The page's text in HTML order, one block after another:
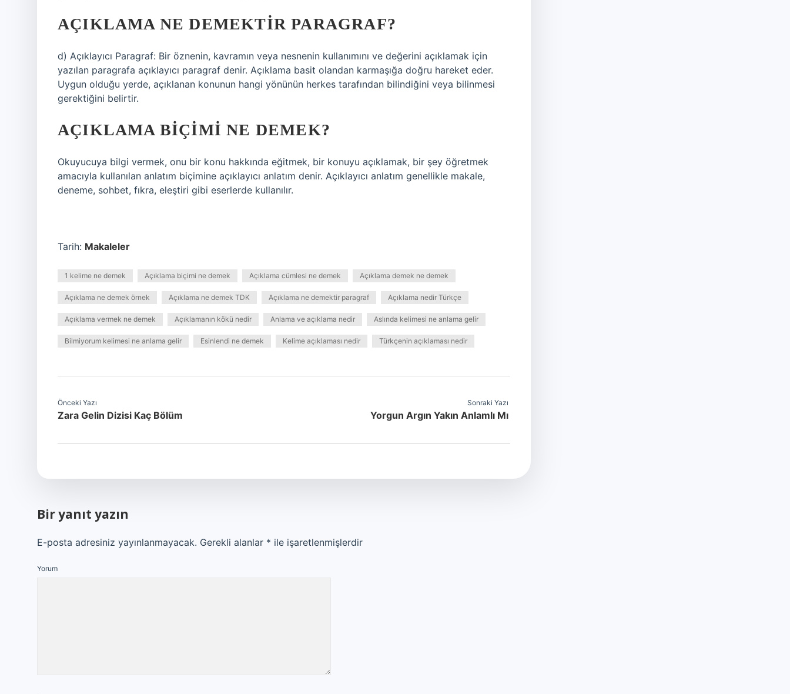
AÇIKLAMA NE DEMEKTIR PARAGRAF?
d) Açıklayıcı Paragraf: Bir öznenin, kavramın veya nesnenin kullanımını ve değerini açıklamak için
yazılan paragrafa açıklayıcı paragraf denir. Açıklama basit olandan karmaşığa doğru hareket eder.
Uygun olduğu yerde, açıklanan konunun hangi yönünün herkes tarafından bilindiğini veya bilinmesi
gerektiğini belirtir.
AÇIKLAMA BIÇIMI NE DEMEK?
Okuyucuya bilgi vermek, onu bir konu hakkında eğitmek, bir konuyu açıklamak, bir şey öğretmek
amacıyla kullanılan anlatım biçimine açıklayıcı anlatım denir. Açıklayıcı anlatım genellikle makale,
deneme, sohbet, fıkra, eleştiri gibi eserlerde kullanılır.
Tarih: Makaleler
1 kelime ne demek Açıklama biçimi ne demek Açıklama cümlesi ne demek Açıklama demek ne demek
Açıklama ne demek örnek Açıklama ne demek TDK Açıklama ne demektir paragraf Açıklama nedir Türkçe
Açıklama vermek ne demek Açıklamanın kökü nedir Anlama ve açıklama nedir Aslında kelimesi ne anlama gelir
Bilmiyorum kelimesi ne anlama gelir Esinlendi ne demek Kelime açıklaması nedir Türkçenin açıklaması nedir
Önceki Yazı
Zara Gelin Dizisi Kaç Bölüm
Sonraki Yazı
Yorgun Argın Yakın Anlamlı Mı
Bir yanıt yazın
E-posta adresiniz yayınlanmayacak. Gerekli alanlar * ile işaretlenmişlerdir
Yorum